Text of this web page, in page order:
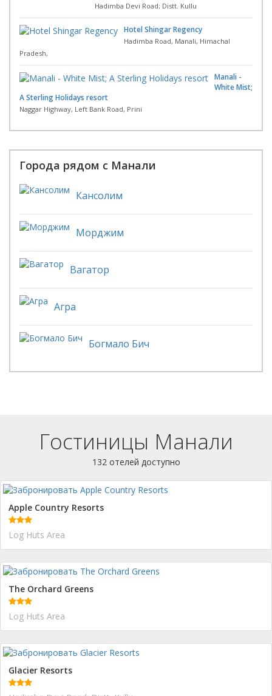
Hadimba Devi Road; Distt. Kullu
Hotel Shingar Regency
Hadimba Road, Manali, Himachal
Pradesh,
Manali -
White Mist;
A Sterling Holidays resort
Naggar Highway, Left Bank Road, Prini
Города рядом с Манали
Кансолим
Морджим
Вагатор
Агра
Богмало Бич
Гостиницы Манали
132 отелей доступно
Apple Country Resorts
Log Huts Area
The Orchard Greens
Log Huts Area
Glacier Resorts